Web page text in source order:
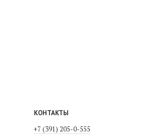
КОНТАКТЫ
+7 (391) 205-0-555